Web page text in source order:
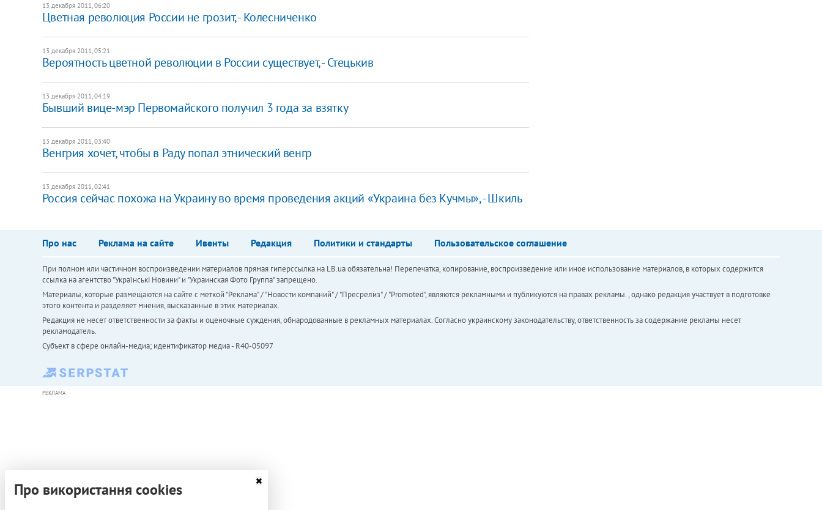
13 декабря 2011, 06:20
Цветная революция России не грозит, - Колесниченко
13 декабря 2011, 05:21
Вероятность цветной революции в России существует, - Стецькив
13 декабря 2011, 04:19
Бывший вице-мэр Первомайского получил 3 года за взятку
13 декабря 2011, 03:40
Венгрия хочет, чтобы в Раду попал этнический венгр
13 декабря 2011, 02:41
Россия сейчас похожа на Украину во время проведения акций «Украина без Кучмы», - Шкиль
Про нас Реклама на сайте Ивенты Редакция Политики и стандарты Пользовательское соглашение
При полном или частичном воспроизведении материалов прямая гиперссылка на LB.ua обязательна! Перепечатка, копирование, воспроизведение или иное использование материалов, в которых содержится
ссылка на агентство "Українськi Новини" и "Украинская Фото Группа" запрещено.
Материалы, которые размещаются на сайте с меткой "Реклама" / "Новости компаний" / "Пресрелиз" / "Promoted", являются рекламными и публикуются на правах рекламы. , однако редакция участвует в подготовке
этого контента и разделяет мнения, высказанные в этих материалах.
Редакция не несет ответственности за факты и оценочные суждения, обнародованные в рекламных материалах. Согласно украинскому законодательству, ответственность за содержание рекламы несет
рекламодатель.
Субъект в сфере онлайн-медиа; идентификатор медиа - R40-05097
РЕКЛАМА
Про використання cookies